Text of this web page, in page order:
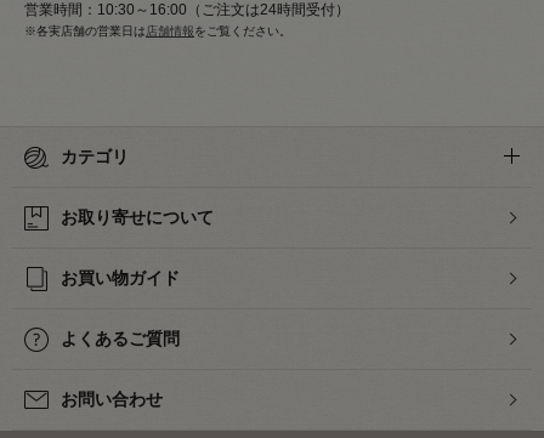
営業時間：10:30～16:00（ご注文は24時間受付）
※各実店舗の営業日は 店舗情報をご覧ください。
カテゴリ
お取り寄せについて
お買い物ガイド
よくあるご質問
お問い合わせ